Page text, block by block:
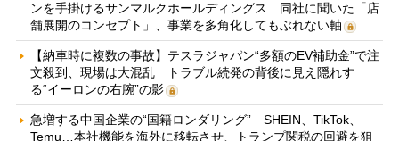
ンを手掛けるサンマルクホールディングス 同社に聞いた「店
舗展開のコンセプト」、事業を多角化してもぶれない軸
【納車時に複数の事故】テスラジャパン“多額のEV補助金”で注
文殺到、現場は大混乱 トラブル続発の背後に見え隠れす
る“イーロンの右腕”の影
急増する中国企業の“国籍ロンダリング” SHEIN、TikTok、
Temu…本社機能を海外に移転させ、トランプ関税の回避を狙